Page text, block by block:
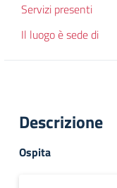
Servizi presenti
Il luogo è sede di
Descrizione
Ospita